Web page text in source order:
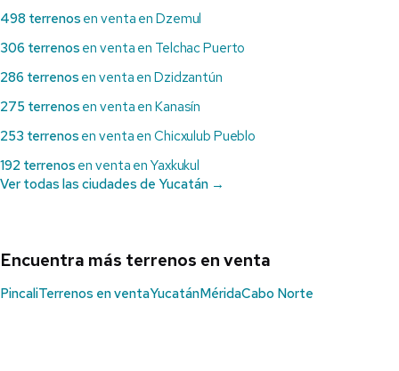
498 terrenos en venta en Dzemul
306 terrenos en venta en Telchac Puerto
286 terrenos en venta en Dzidzantún
275 terrenos en venta en Kanasín
253 terrenos en venta en Chicxulub Pueblo
192 terrenos en venta en Yaxkukul
Ver todas las ciudades de Yucatán →
Encuentra más terrenos en venta
PincaliTerrenos en ventaYucatánMéridaCabo Norte